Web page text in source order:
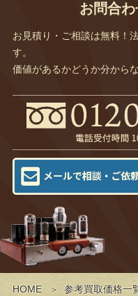
HOME 参考買取価格一
お問合
お見積り・ご相談は無料！
す。
価値があるかどうか分から